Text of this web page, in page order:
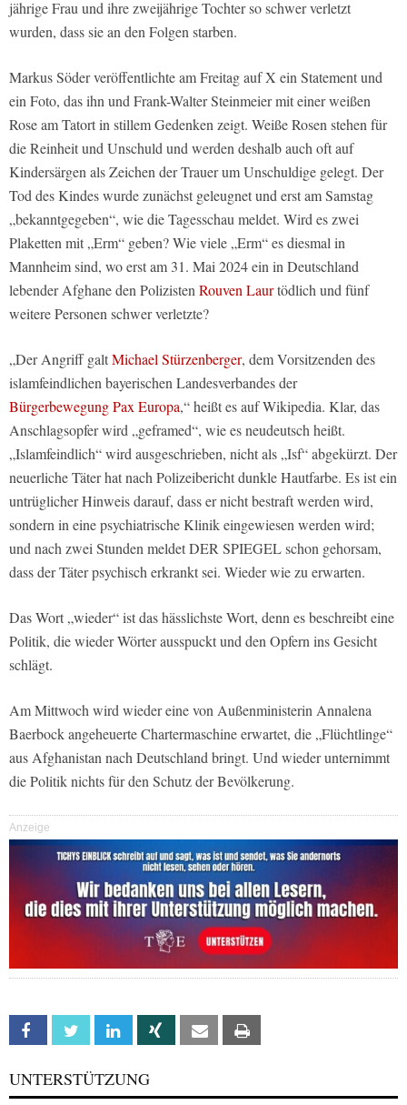
jährige Frau und ihre zweijährige Tochter so schwer verletzt
wurden, dass sie an den Folgen starben.
Markus Söder veröffentlichte am Freitag auf X ein Statement und
ein Foto, das ihn und Frank-Walter Steinmeier mit einer weißen
Rose am Tatort in stillem Gedenken zeigt. Weiße Rosen stehen für
die Reinheit und Unschuld und werden deshalb auch oft auf
Kindersärgen als Zeichen der Trauer um Unschuldige gelegt. Der
Tod des Kindes wurde zunächst geleugnet und erst am Samstag
„bekanntgegeben“, wie die Tagesschau meldet. Wird es zwei
Plaketten mit „Erm“ geben? Wie viele „Erm“ es diesmal in
Mannheim sind, wo erst am 31. Mai 2024 ein in Deutschland
lebender Afghane den Polizisten Rouven Laurtödlich und fünf
weitere Personen schwer verletzte?
„Der Angriff galtMichael Stürzenberger, dem Vorsitzenden des
islamfeindlichen bayerischen Landesverbandes der
Bürgerbewegung Pax Europa,“ heißt es auf Wikipedia. Klar, das
Anschlagsopfer wird „geframed“, wie es neudeutsch heißt.
„Islamfeindlich“ wird ausgeschrieben, nicht als „Isf“ abgekürzt. Der
neuerliche Täter hat nach Polizeibericht dunkle Hautfarbe. Es ist ein
untrüglicher Hinweis darauf, dass er nicht bestraft werden wird,
sondern in eine psychiatrische Klinik eingewiesen werden wird;
und nach zwei Stunden meldet DER SPIEGEL schon gehorsam,
dass der Täter psychisch erkrankt sei. Wieder wie zu erwarten.
Das Wort „wieder“ ist das hässlichste Wort, denn es beschreibt eine
Politik, die wieder Wörter ausspuckt und den Opfern ins Gesicht
schlägt.
Am Mittwoch wird wieder eine von Außenministerin Annalena
Baerbock angeheuerte Chartermaschine erwartet, die „Flüchtlinge“
aus Afghanistan nach Deutschland bringt. Und wieder unternimmt
die Politik nichts für den Schutz der Bevölkerung.
Anzeige
Facebook Twitter Linkedin Xing Email
UNTERSTÜTZUNG